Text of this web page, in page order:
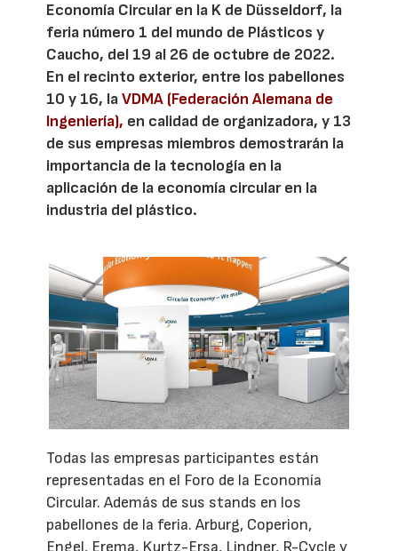
Economía Circular en la K de Düsseldorf, la
feria número 1 del mundo de Plásticos y
Caucho, del 19 al 26 de octubre de 2022.
En el recinto exterior, entre los pabellones
10 y 16, laVDMA (Federación Alemana de
Ingeniería), en calidad de organizadora, y 13
de sus empresas miembros demostrarán la
importancia de la tecnología en la
aplicación de la economía circular en la
industria del plástico.
Todas las empresas participantes están
representadas en el Foro de la Economía
Circular. Además de sus stands en los
pabellones de la feria. Arburg, Coperion,
Engel, Erema, Kurtz-Ersa, Lindner, R-Cycle y